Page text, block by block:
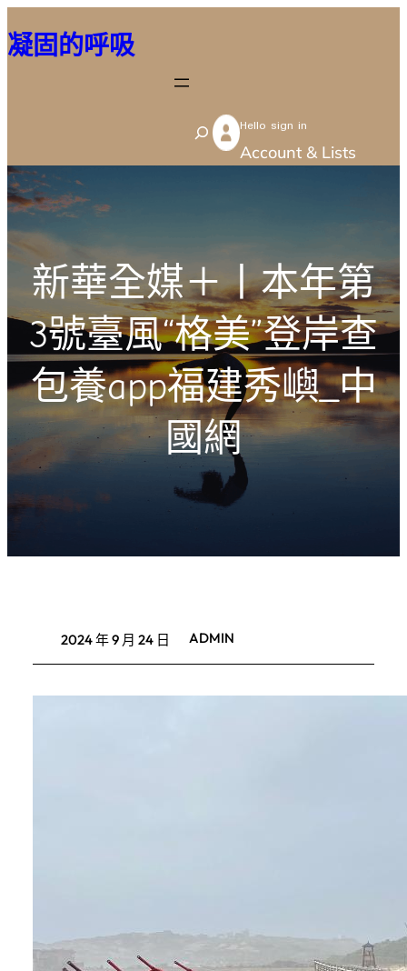
至
容
凝固的呼吸
S
e
h
Hello sign in
Account & Lists
新華全媒＋丨本年第
3號臺風“格美”登岸查
包養app福建秀嶼_中
國網
2024 年 9 月 24 日 ADMIN